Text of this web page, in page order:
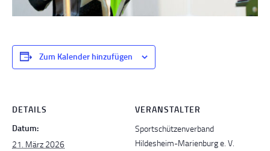
Zum Kalender hinzufügen
DETAILS
Datum:
21. März 2026
VERANSTALTER
Sportschützenverband
Hildesheim-Marienburg e. V.